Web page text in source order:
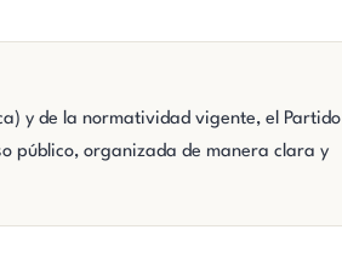
y de la normatividad vigente, el Partido
público, organizada de manera clara y